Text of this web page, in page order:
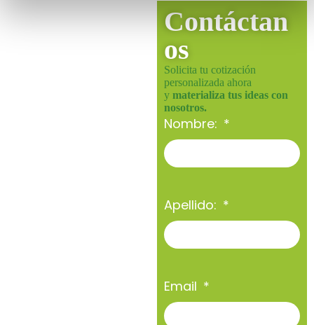
Contáctan
os
Solicita tu cotización
personalizada ahora
y materializa tus ideas con
nosotros.
Nombre:
Apellido:
Email